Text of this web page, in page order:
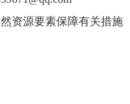
资源要素保障有关措施